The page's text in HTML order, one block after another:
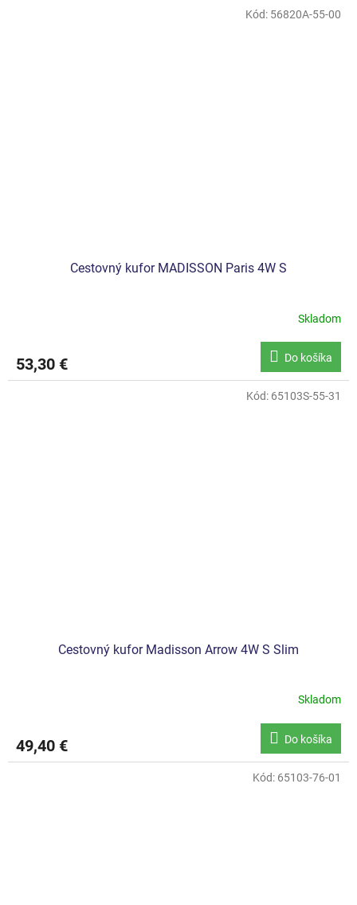
Cestovný kufor MADISSON Paris 4W S
Skladom
53,30 € Do košíka
Kód: 56820A-55-00
Cestovný kufor Madisson Arrow 4W S Slim
Skladom
49,40 € Do košíka
Kód: 65103S-55-31
Kód: 65103-76-01